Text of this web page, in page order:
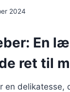
2024
En
ret til
en delikatesse,